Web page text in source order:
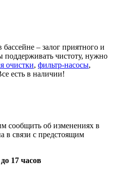
– залог приятного и
поддерживать чистоту, нужно
очистки, фильтр-насосы,
есть в наличии!
сообщить об изменениях в
в связи с предстоящим
17 часов